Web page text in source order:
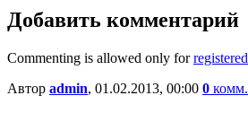
Добавить комментарий
Commenting is allowed only forregistered
Автор admin, 01.02.2013, 00:00 0 комм.